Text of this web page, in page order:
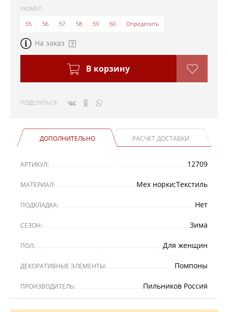
РАЗМЕР:
55
56 57 58 59 60 Определить
На заказ
В корзину
ПОДЕЛИТЬСЯ
ДОПОЛНИТЕЛЬНО РАСЧЕТ ДОСТАВКИ
АРТИКУЛ: 12709
МАТЕРИАЛ: Мех норки;Текстиль
ПОДКЛАДКА: Нет
СЕЗОН: Зима
ПОЛ: Для женщин
ДЕКОРАТИВНЫЕ ЭЛЕМЕНТЫ: Помпоны
ПРОИЗВОДИТЕЛЬ: Пильников Россия